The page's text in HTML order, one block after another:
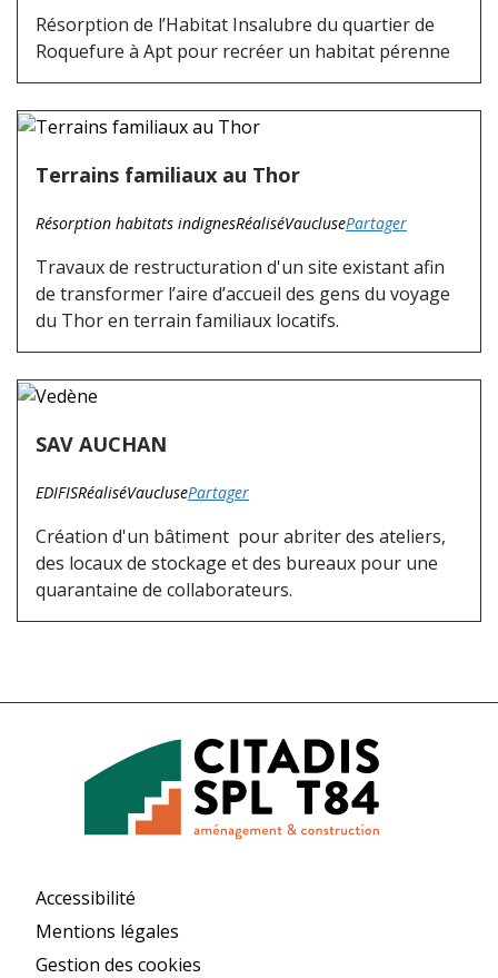
Résorption de l’Habitat Insalubre du quartier de
Roquefure à Apt pour recréer un habitat pérenne
Terrains familiaux au Thor
Résorption habitats indignesRéaliséVauclusePartager
Travaux de restructuration d'un site existant afin
de transformer l’aire d’accueil des gens du voyage
du Thor en terrain familiaux locatifs.
SAV AUCHAN
EDIFISRéaliséVauclusePartager
Création d'un bâtiment pour abriter des ateliers,
des locaux de stockage et des bureaux pour une
quarantaine de collaborateurs.
Accessibilité
Mentions légales
Gestion des cookies